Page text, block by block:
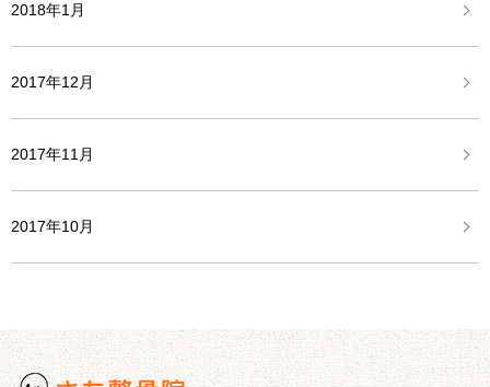
2018年1月
2017年12月
2017年11月
2017年10月